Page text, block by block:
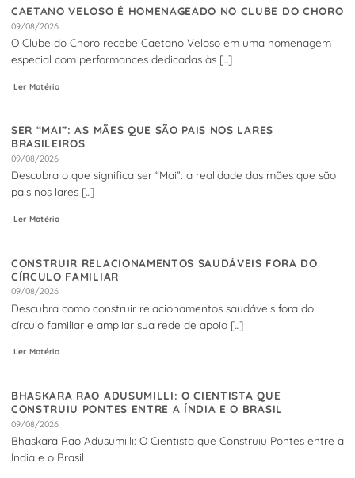
CAETANO VELOSO É HOMENAGEADO NO CLUBE DO CHORO
09/08/2026
O Clube do Choro recebe Caetano Veloso em uma homenagem
especial com performances dedicadas às [...]
Ler Matéria
SER “MAI”: AS MÃES QUE SÃO PAIS NOS LARES
BRASILEIROS
09/08/2026
Descubra o que significa ser “Mai”: a realidade das mães que são
pais nos lares [...]
Ler Matéria
CONSTRUIR RELACIONAMENTOS SAUDÁVEIS FORA DO
CÍRCULO FAMILIAR
09/08/2026
Descubra como construir relacionamentos saudáveis fora do
círculo familiar e ampliar sua rede de apoio [...]
Ler Matéria
BHASKARA RAO ADUSUMILLI: O CIENTISTA QUE
CONSTRUIU PONTES ENTRE A ÍNDIA E O BRASIL
09/08/2026
Bhaskara Rao Adusumilli: O Cientista que Construiu Pontes entre a
Índia e o Brasil